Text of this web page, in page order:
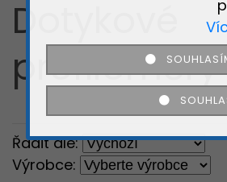
Dotykové
profiloměry
Řadit dle:
Výrobce: